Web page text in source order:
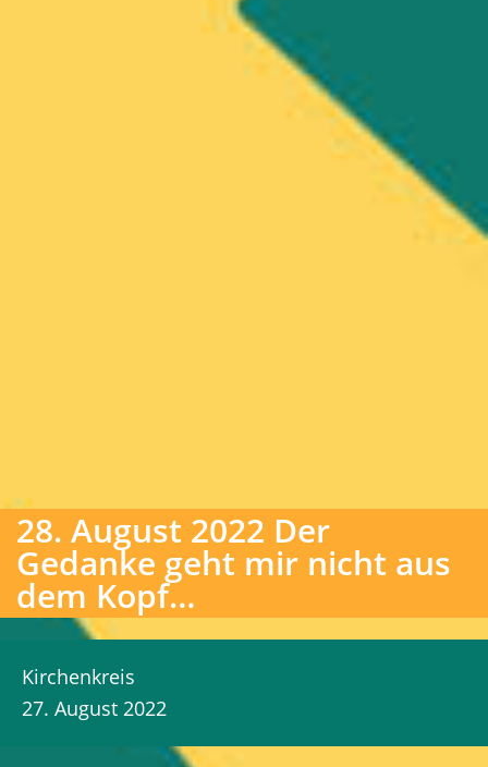
28. August 2022 Der
Gedanke geht mir nicht aus
dem Kopf…
Kirchenkreis
27. August 2022